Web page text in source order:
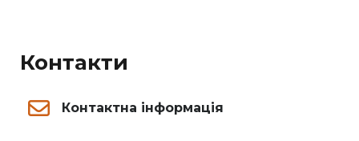
Контакти
Контактна інформація